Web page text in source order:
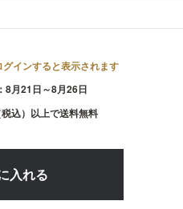
インすると表示されます
8月21日～8月26日
込）以上で送料無料